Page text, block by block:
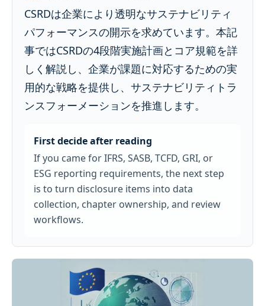
CSRDは企業により透明なサステナビリティ
パフォーマンスの開示を求めています。本記
事ではCSRDの4段階実施計画とコア規範を詳
しく解説し、企業が課題に対応するための実
用的な戦略を提供し、サステナビリティトラ
ンスフォーメーションを推進します。
First decide after reading
If you came for IFRS, SASB, TCFD, GRI, or
ESG reporting requirements, the next step
is to turn disclosure items into data
collection, chapter ownership, and review
workflows.